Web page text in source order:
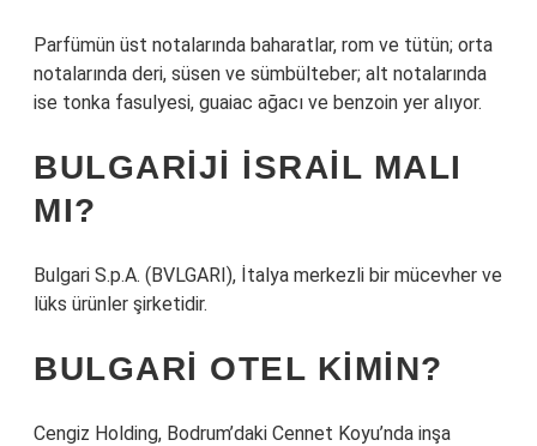
Parfümün üst notalarında baharatlar, rom ve tütün; orta
notalarında deri, süsen ve sümbülteber; alt notalarında
ise tonka fasulyesi, guaiac ağacı ve benzoin yer alıyor.
BULGARIJI İSRAIL MALI
MI?
Bulgari S.p.A. (BVLGARI), İtalya merkezli bir mücevher ve
lüks ürünler şirketidir.
BULGARI OTEL KIMIN?
Cengiz Holding, Bodrum’daki Cennet Koyu’nda inşa